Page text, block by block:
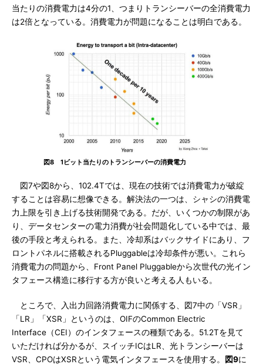
当たりの消費電力は4分の1、つまりトランシーバーの全消費電力
は2倍となっている。消費電力が問題になることは明白である。
図8 1ビット当たりのトランシーバーの消費電力
図7や図8から、102.4Tでは、現在の技術では消費電力が破綻
することは容易に想像できる。解決法の一つは、シャシの消費電
力上限を引き上げる技術開発である。だが、いくつかの制限があ
り、データセンターの電力消費が社会問題化している中では、最
後の手段と考えられる。また、冷却系はバックサイドにあり、フ
ロントパネルに搭載されるPluggableは冷却条件が悪い。これら
消費電力の問題から、Front Panel Pluggableから次世代の光イン
タフェース構造に移行する方が良いと考える人もいる。
ところで、入出力回路消費電力に関係する、図7中の「VSR」
「LR」「XSR」というのは、OIFのCommon Electric
Interface（CEI）のインタフェースの種類である。51.2Tを見て
いただければ分かるが、スイッチICはLR、光トランシーバーは
VSR、CPOはXSRという電気インタフェースを使用する。
図9に